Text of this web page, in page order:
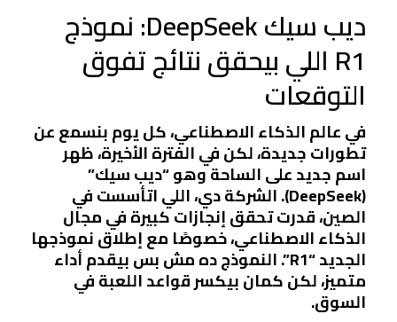
ديب سيك DeepSeek: نموذج
R1 اللي بيحقق نتائج تفوق
التوقعات
في عالم الذكاء الاصطناعي، كل يوم بنسمع عن
تطورات جديدة، لكن في الفترة الأخيرة، ظهر
اسم جديد على الساحة وهو “ديب سيك”
(DeepSeek). الشركة دي، اللي اتأسست في
الصين، قدرت تحقق إنجازات كبيرة في مجال
الذكاء الاصطناعي، خصوصًا مع إطلاق نموذجها
الجديد “R1”. النموذج ده مش بس بيقدم أداء
متميز، لكن كمان بيكسر قواعد اللعبة في
السوق.